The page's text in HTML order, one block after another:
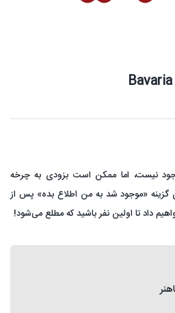
نیست، اما ممکن است بزودی به چرخه
گزینه «موجود شد به من اطلاع بده» پس از
داد تا اولین نفر باشید که مطلع می‌شود!